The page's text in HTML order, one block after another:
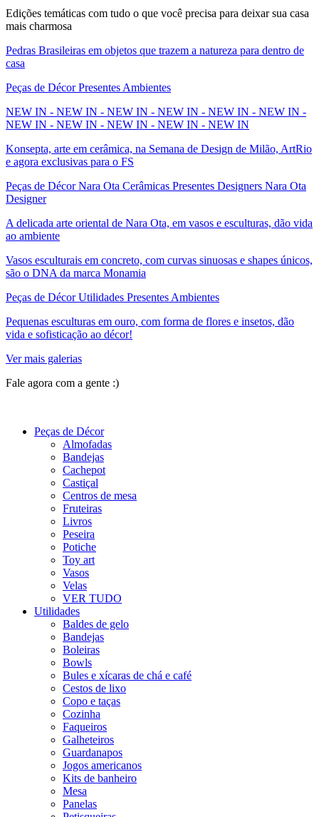
Edições temáticas com tudo o que você precisa para deixar sua casa
mais charmosa
Pedras Brasileiras em objetos que trazem a natureza para dentro de
casa
Peças de Décor Presentes Ambientes
NEW IN - NEW IN - NEW IN - NEW IN - NEW IN - NEW IN -
NEW IN - NEW IN - NEW IN - NEW IN - NEW IN
Konsepta, arte em cerâmica, na Semana de Design de Milão, ArtRio
e agora exclusivas para o FS
Peças de Décor Nara Ota Cerâmicas Presentes Designers Nara Ota
Designer
A delicada arte oriental de Nara Ota, em vasos e esculturas, dão vida
ao ambiente
Vasos esculturais em concreto, com curvas sinuosas e shapes únicos,
são o DNA da marca Monamia
Peças de Décor Utilidades Presentes Ambientes
Pequenas esculturas em ouro, com forma de flores e insetos, dão
vida e sofisticação ao décor!
Ver mais galerias
Fale agora com a gente :)
Peças de Décor
Almofadas
Bandejas
Cachepot
Castiçal
Centros de mesa
Fruteiras
Livros
Peseira
Potiche
Toy art
Vasos
Velas
VER TUDO
Utilidades
Baldes de gelo
Bandejas
Boleiras
Bowls
Bules e xícaras de chá e café
Cestos de lixo
Copo e taças
Cozinha
Faqueiros
Galheteiros
Guardanapos
Jogos americanos
Kits de banheiro
Mesa
Panelas